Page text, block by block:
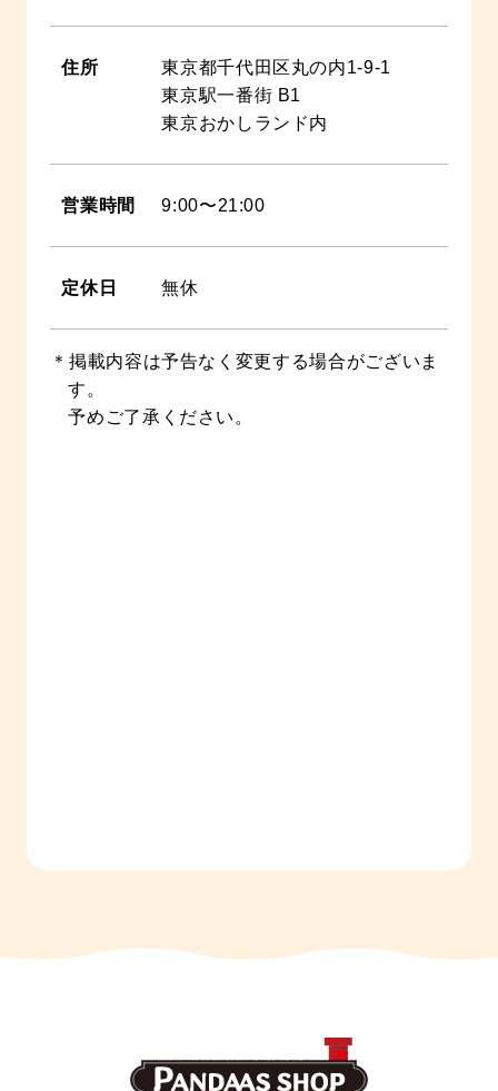
住所
東京都千代田区丸の内1-9-1
東京駅一番街 B1
東京おかしランド内
営業時間 9:00〜21:00
定休日 無休
掲載内容は予告なく変更する場合がございま
す。
予めご了承ください。